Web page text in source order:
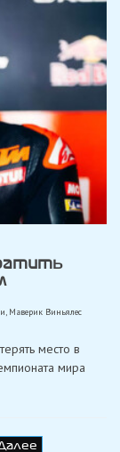
, Маверик Виньялес
место в
мира